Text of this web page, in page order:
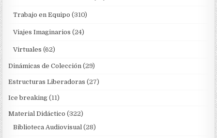
Trabajo en Equipo (310)
Viajes Imaginarios (24)
Virtuales (62)
Dinámicas de Colección (29)
Estructuras Liberadoras (27)
Ice breaking (11)
Material Didáctico (322)
Biblioteca Audiovisual (28)